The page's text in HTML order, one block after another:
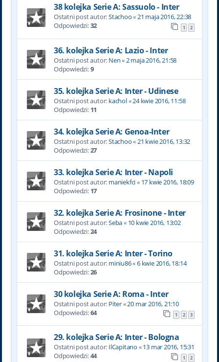
38 kolejka Serie A: Sassuolo - Inter
Ostatni post autor:Stachoo«21 maja 2016, 22:38
Odpowiedzi:32 1 2
36. kolejka Serie A: Lazio - Inter
Ostatni post autor: Nen«2 maja 2016, 21:58
Odpowiedzi:9
35. kolejka Serie A: Inter - Udinese
Ostatni post autor: kachol«24 kwie 2016, 11:58
Odpowiedzi: 11
34. kolejka Serie A: Genoa-Inter
Ostatni post autor:Stachoo«21 kwie 2016, 13:32
Odpowiedzi:27
33. kolejka Serie A: Inter - Napoli
Ostatni post autor: maniekfci« 17 kwie 2016, 18:09
Odpowiedzi: 17
32. kolejka Serie A: Frosinone - Inter
Ostatni post autor:Seba« 10 kwie 2016, 13:02
Odpowiedzi:24
31. kolejka Serie A: Inter - Torino
Ostatni post autor: miniu86«6 kwie 2016, 18:14
Odpowiedzi:26
30 kolejka Serie A: Roma - Inter
Ostatni post autor: Piter«20 mar 2016, 21:10
Odpowiedzi:64 1 2 3
29. kolejka Serie A: Inter - Bologna
Ostatni post autor: IlCapitano «13 mar 2016, 15:31
Odpowiedzi:44 1 2